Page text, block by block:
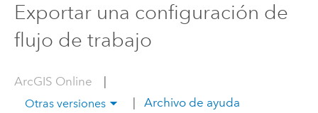
Exportar una configuración de
flujo de trabajo
ArcGIS Online
Otras versiones Archivo de ayuda